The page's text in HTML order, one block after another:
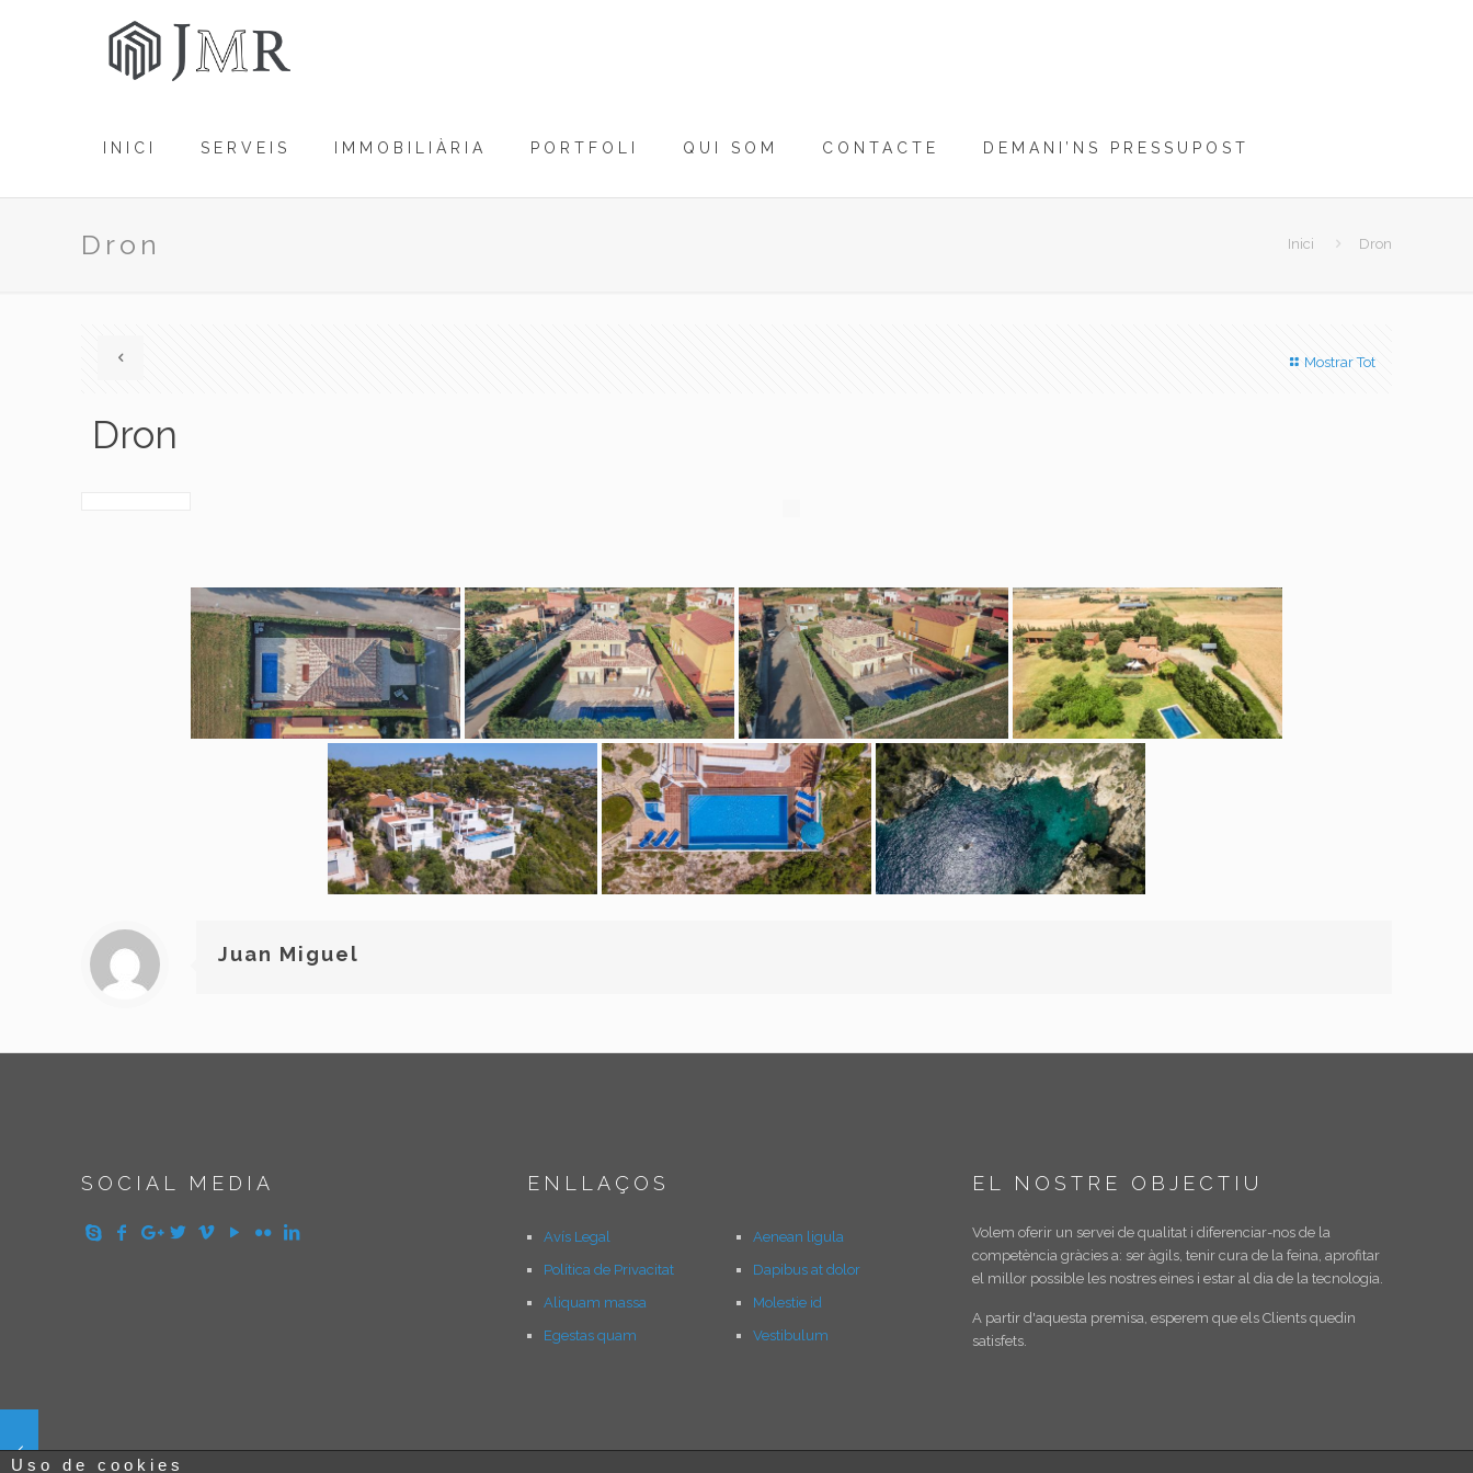
INICI SERVEIS IMMOBILIÀRIA PORTFOLI QUI SOM CONTACTE DEMANI’NS PRESSUPOST
Dron Inici Dron
Mostrar Tot
Dron
Juan Miguel
SOCIAL MEDIA ENLLAÇOS
Avís Legal
Política de Privacitat
Aliquam massa
Egestas quam
Aenean ligula
Dapibus at dolor
Molestie id
Vestibulum
EL NOSTRE OBJECTIU
Volem oferir un servei de qualitat i diferenciar-nos de la
competència gràcies a: ser àgils, tenir cura de la feina, aprofitar
el millor possible les nostres eines i estar al dia de la tecnologia.
A partir d'aquesta premisa, esperem que els Clients quedin
satisfets.
Uso de cookies